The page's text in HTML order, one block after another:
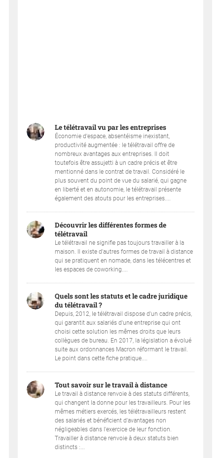
Le télétravail vu par les entreprises
Économie d'espace, absentéisme inexistant,
productivité augmentée : le télétravail offre de
nombreux avantages aux entreprises. Il doit
toutefois être assujetti à un cadre précis et être
mentionné dans le contrat de travail. Considéré le
plus souvent du point de vue du salarié, qui gagne
en liberté et en autonomie, le télétravail présente
également des atouts pour les entreprises....
Découvrir les différentes formes de
télétravail
Le télétravail ne signifie pas toujours travailler à la
maison. Il existe d'autres formes de travail à distance
qui se pratiquent en nomade, dans les télécentres et
les espaces de coworking....
Quels sont les statuts et le cadre juridique
du télétravail ?
Depuis, 2012, le télétravail dispose d'un cadre précis,
qui garantit aux salariés d'une entreprise qui ont
choisi cette solution les mêmes droits que leurs
collègues de bureau. En 2017, la législation a évolué
suite aux ordonnances Macron réformant le travail.
Le point dans cette fiche pratique....
Tout savoir sur le travail à distance
Le travail à distance renvoie à des statuts différents,
qui changent la donne pour les travailleurs. Pour les
mêmes métiers exercés, les télétravailleurs restent
des salariés et bénéficient d'avantages non
négligeables dans l'exercice de leur fonction.
Travailler à distance renvoie à deux statuts bien
distincts :...